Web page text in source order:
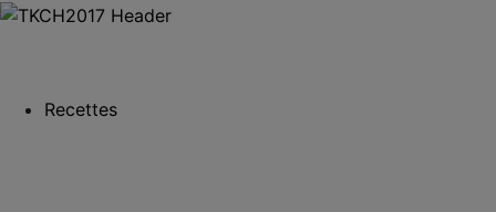
Recettes